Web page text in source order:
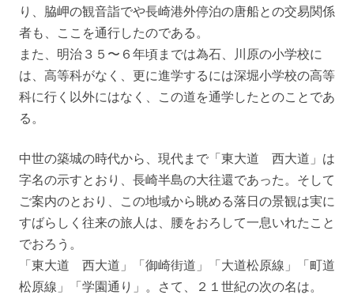
り、脇岬の観音詣でや長崎港外停泊の唐船との交易関係
者も、ここを通行したのである。
また、明治３５〜６年頃までは為石、川原の小学校に
は、高等科がなく、更に進学するには深堀小学校の高等
科に行く以外にはなく、この道を通学したとのことであ
る。
中世の築城の時代から、現代まで「東大道 西大道」は
字名の示すとおり、長崎半島の大往還であった。そして
ご案内のとおり、この地域から眺める落日の景観は実に
すばらしく往来の旅人は、腰をおろして一息いれたこと
でおろう。
「東大道 西大道」「御崎街道」「大道松原線」「町道
松原線」「学園通り」。さて、２１世紀の次の名は。